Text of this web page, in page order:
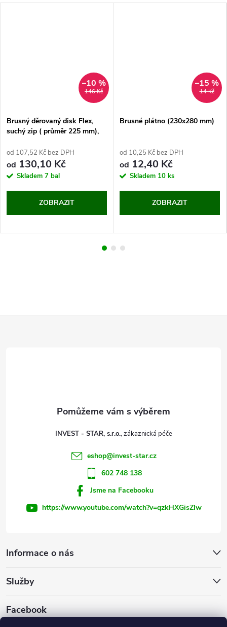
146 Kč
–10 %
Brusný děrovaný disk Flex,
suchý zip ( průměr 225 mm),
od 107,52 Kč bez DPH
od 130,10 Kč
Skladem 7 bal
ZOBRAZIT
14 Kč
–15 %
Brusné plátno (230x280 mm)
od 10,25 Kč bez DPH
od 12,40 Kč
Skladem 10 ks
ZOBRAZIT
Informace o nás
Služby
Facebook
INVEST - STAR, s.r.o.
eshop@invest-star.cz
602 748 138
Jsme na Facebooku
https://www.youtube.com/watch?v=qzkHXGisZIw